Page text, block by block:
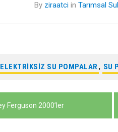
By ziraatciin Tarımsal
ELEKTRIKSIZ SU POMPALAR, SU
Ferguson 2000’ler